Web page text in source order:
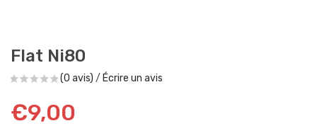
Flat Ni80
(0 avis) / Écrire un avis
€9,00